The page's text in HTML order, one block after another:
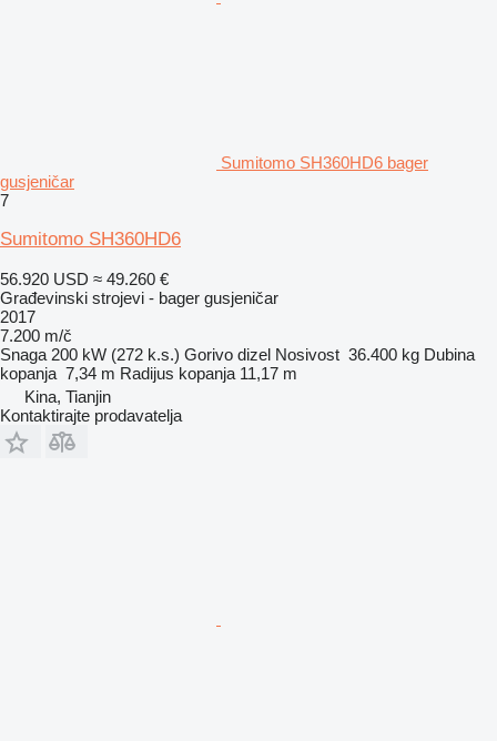
Sumitomo SH360HD6 bager
gusjeničar
7
Sumitomo SH360HD6
56.920 USD ≈ 49.260 €
Građevinski strojevi - bager gusjeničar
2017
7.200 m/č
Snaga 200 kW (272 k.s.) Gorivo dizel Nosivost 36.400 kg Dubina
kopanja 7,34 m Radijus kopanja 11,17 m
Kina, Tianjin
Kontaktirajte prodavatelja